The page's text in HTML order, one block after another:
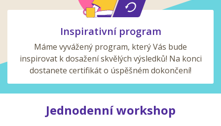
Inspirativní program
Máme vyvážený program, který Vás bude
inspirovat k dosažení skvělých výsledků! Na konci
dostanete certifikát o úspěšném dokončení!
Jednodenní workshop